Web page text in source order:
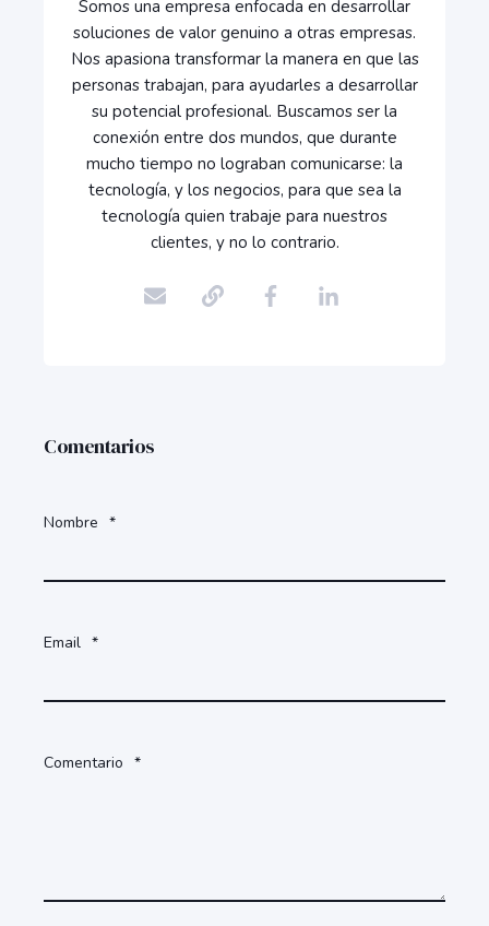
Somos una empresa enfocada en desarrollar
soluciones de valor genuino a otras empresas.
Nos apasiona transformar la manera en que las
personas trabajan, para ayudarles a desarrollar
su potencial profesional. Buscamos ser la
conexión entre dos mundos, que durante
mucho tiempo no lograban comunicarse: la
tecnología, y los negocios, para que sea la
tecnología quien trabaje para nuestros
clientes, y no lo contrario.
Comentarios
Nombre *
Email *
Comentario *